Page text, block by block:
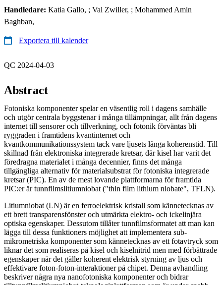
Handledare: Katia Gallo, ; Val Zwiller, ; Mohammed Amin
Baghban,
Exportera till kalender
QC 2024-04-03
Abstract
Fotoniska komponenter spelar en väsentlig roll i dagens samhälle
och utgör centrala byggstenar i många tillämpningar, allt från dagens
internet till sensorer och tillverkning, och fotonik förväntas bli
ryggraden i framtidens kvantinternet och
kvantkommunikationssystem tack vare ljusets långa koherenstid. Till
skillnad från elektroniska integrerade kretsar, där kisel har varit det
föredragna materialet i många decennier, finns det många
tillgängliga alternativ för materialsubstrat för fotoniska integrerade
kretsar (PIC). En av de mest lovande plattformarna för framtida
PIC:er är tunnfilmslitiumniobat ("thin film lithium niobate", TFLN).
Litiumniobat (LN) är en ferroelektrisk kristall som kännetecknas av
ett brett transparensfönster och utmärkta elektro- och ickelinjära
optiska egenskaper. Dessutom tillåter tunnfilmsformatet att man kan
lägga till dessa funktioners möjlighet att implementera sub-
mikrometriska komponenter som kännetecknas av ett fotavtryck som
liknar det som realiseras på kisel och kiselnitrid men med förbättrade
egenskaper när det gäller koherent elektrisk styrning av ljus och
effektivare foton-foton-interaktioner på chipet. Denna avhandling
beskriver några nya nanofotoniska komponenter och bidrar